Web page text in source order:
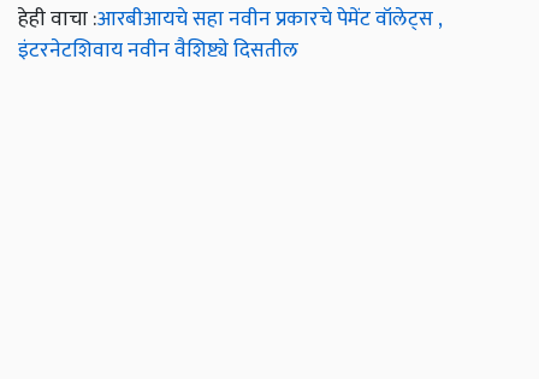
हेही वाचा :आरबीआयचे सहा नवीन प्रकारचे पेमेंट वॉलेट्स ,
इंटरनेटशिवाय नवीन वैशिष्ट्ये दिसतील